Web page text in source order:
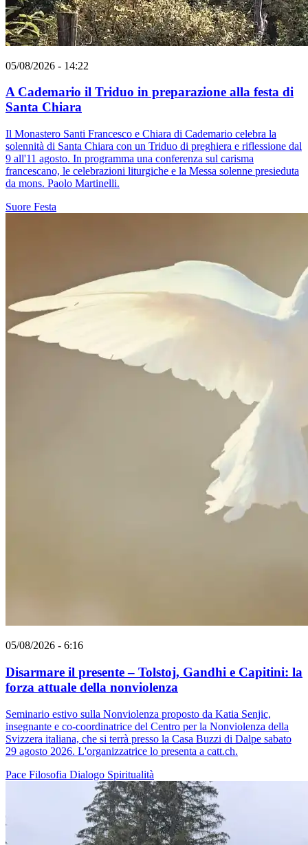
05/08/2026 - 14:22
A Cademario il Triduo in preparazione alla festa di
Santa Chiara
Il Monastero Santi Francesco e Chiara di Cademario celebra la
solennità di Santa Chiara con un Triduo di preghiera e riflessione dal
9 all'11 agosto. In programma una conferenza sul carisma
francescano, le celebrazioni liturgiche e la Messa solenne presieduta
da mons. Paolo Martinelli.
Suore Festa
05/08/2026 - 6:16
Disarmare il presente – Tolstoj, Gandhi e Capitini: la
forza attuale della nonviolenza
Seminario estivo sulla Nonviolenza proposto da Katia Senjic,
insegnante e co-coordinatrice del Centro per la Nonviolenza della
Svizzera italiana, che si terrà presso la Casa Buzzi di Dalpe sabato
29 agosto 2026. L'organizzatrice lo presenta a catt.ch.
Pace Filosofia Dialogo Spiritualità